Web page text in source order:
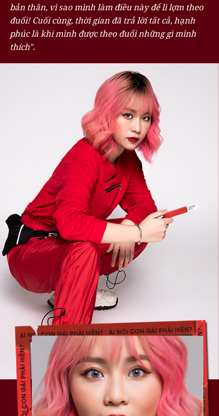
bản thân, vì sao mình làm điều này để lì lợm theo
đuổi! Cuối cùng, thời gian đã trả lời tất cả, hạnh
phúc là khi mình được theo đuổi những gì mình
thích".